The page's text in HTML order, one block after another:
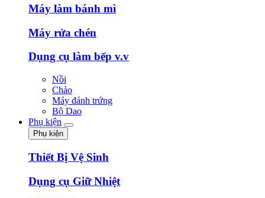
Máy làm bánh mì
Máy rửa chén
Dụng cụ làm bếp v.v
Nồi
Chảo
Máy đánh trứng
Bộ Dao
Phụ kiện
Phụ kiện
Thiết Bị Vệ Sinh
Dụng cụ Giữ Nhiệt